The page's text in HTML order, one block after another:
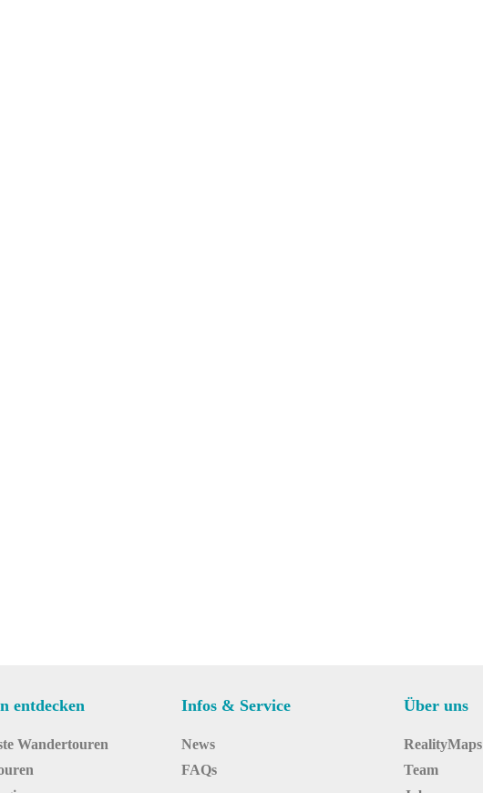
entdecken
Wandertouren
Infos & Service
News
FAQs
Über uns
RealityMaps
Team